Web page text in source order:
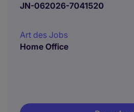
JN-062026-7041520
Art des Jobs
Home Office